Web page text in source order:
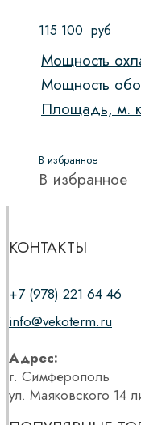
115 100 руб
Мощность
Мощность
Площадь, м.
В избранное
В избранное
КОНТАКТЫ
+7 (978) 221 64 46
info@vekoterm.ru
Адрес:
г. Симферополь
ул. Маяковского 14